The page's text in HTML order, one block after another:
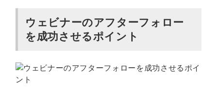
ウェビナーのアフターフォロー
を成功させるポイント